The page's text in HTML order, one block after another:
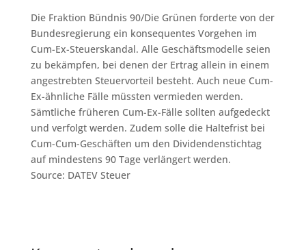
Die Fraktion Bündnis 90/Die Grünen forderte von der
Bundesregierung ein konsequentes Vorgehen im
Cum-Ex-Steuerskandal. Alle Geschäftsmodelle seien
zu bekämpfen, bei denen der Ertrag allein in einem
angestrebten Steuervorteil besteht. Auch neue Cum-
Ex-ähnliche Fälle müssten vermieden werden.
Sämtliche früheren Cum-Ex-Fälle sollten aufgedeckt
und verfolgt werden. Zudem solle die Haltefrist bei
Cum-Cum-Geschäften um den Dividendenstichtag
auf mindestens 90 Tage verlängert werden.
Source: DATEV Steuer